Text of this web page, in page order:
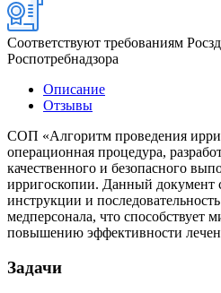
Соответствуют требованиям
Роспотребнадзора
Описание
Отзывы
СОП «Алгоритм проведения
операционная процедура,
качественного и безопасного
ирригоскопии. Данный документ
инструкции и
медперсонала, что способствует
повышению эффективности
Задачи